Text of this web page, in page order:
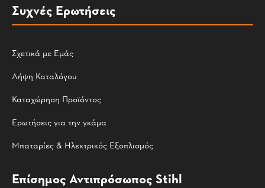
Συχνές Ερωτήσεις
Σχετικά με Εμάς
Λήψη Καταλόγου
Καταχώρηση Προϊόντος
Ερωτήσεις για την γκάμα
Μπαταρίες & Ηλεκτρικός Εξοπλισμός
Επίσημος Αντιπρόσωπος Stihl